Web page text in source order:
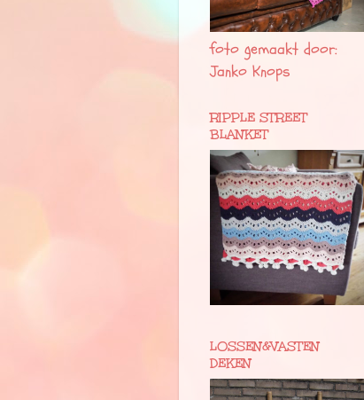
foto gemaakt door:
Janko Knops
RIPPLE STREET
BLANKET
LOSSEN&VASTEN
DEKEN